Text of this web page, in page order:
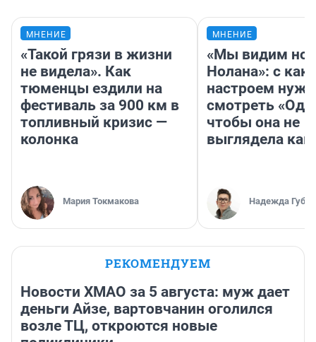
МНЕНИЕ
«Такой грязи в жизни
не видела». Как
тюменцы ездили на
фестиваль за 900 км в
топливный кризис —
колонка
Мария Токмакова
МНЕНИЕ
«Мы видим
Нолана»: с
настроем
смотреть
чтобы она не
выглядела как
Надежда
РЕКОМЕНДУЕМ
Новости ХМАО за 5 августа: муж дает
деньги Айзе, вартовчанин оголился
возле ТЦ, откроются новые